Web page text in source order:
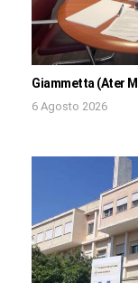
Giammetta (Ater
6 Agosto 2026